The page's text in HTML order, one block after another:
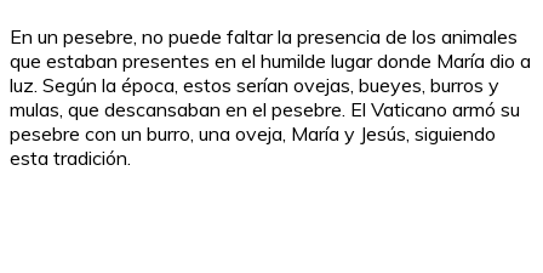
En un pesebre, no puede faltar la presencia de los animales
que estaban presentes en el humilde lugar donde María dio a
luz. Según la época, estos serían ovejas, bueyes, burros y
mulas, que descansaban en el pesebre. El Vaticano armó su
pesebre con un burro, una oveja, María y Jesús, siguiendo
esta tradición.